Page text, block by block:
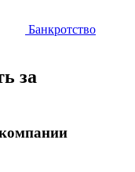
Банкротство
за